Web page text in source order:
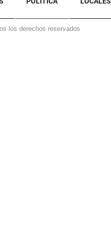
los derechos reservados